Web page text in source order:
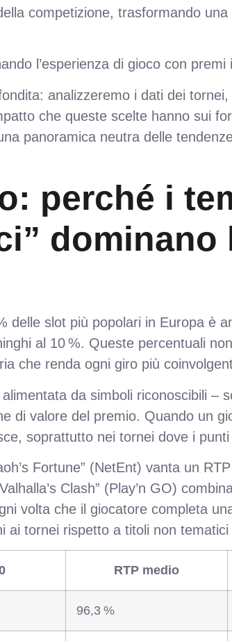
competizione, trasformando
l’esperienza di gioco con premi
analizzeremo i dati dei
che queste scelte hanno sui
panoramica neutra delle
perché i
delle slot più popolari in Europa è
al 10 %. Queste percentuali
che renda ogni giro più
da simboli riconoscibili –
di valore del premio. Quando un
soprattutto nei tornei dove i
Fortune” (NetEnt) vanta un
Clash” (Play’n GO)
volta che il giocatore completa
ai tornei rispetto a titoli non
RTP medio
96,3 %